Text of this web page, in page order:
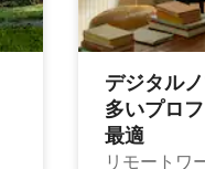
デジタル
多⁠いプ⁠ロ⁠
最⁠適
リモートワ